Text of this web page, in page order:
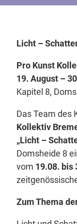
Licht –
Pro Kunst
19. August –
Kapitel 8,
Das Team des
Kollektiv
„Licht –
Domsheide 8
vom 19.08. bis
Zum Thema